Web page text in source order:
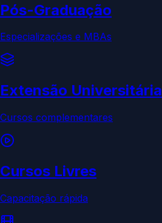
Pós-Graduação
Especializações e MBAs
Extensão Universitária
Cursos complementares
Cursos Livres
Capacitação rápida